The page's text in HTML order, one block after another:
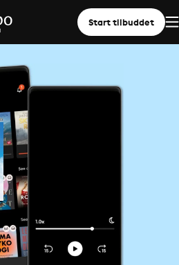
Start tilbuddet